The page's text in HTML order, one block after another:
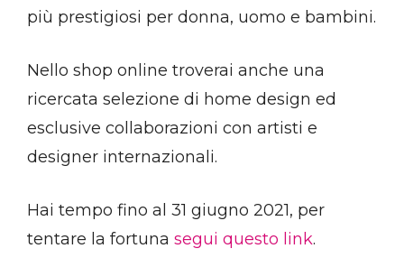
più prestigiosi per donna, uomo e bambini.
Nello shop online troverai anche una
ricercata selezione di home design ed
esclusive collaborazioni con artisti e
designer internazionali.
Hai tempo fino al 31 giugno 2021, per
tentare la fortuna segui questo link.